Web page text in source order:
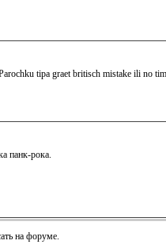
tipa graet britisch mistake ili no
панк-рока.
на форуме.